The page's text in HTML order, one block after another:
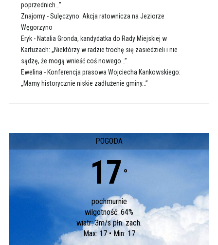
poprzednich…”
Znajomy-Sulęczyno. Akcja ratownicza na Jeziorze
Węgorzyno
Eryk- Natalia Gronda, kandydatka do Rady Miejskiej w
Kartuzach: „Niektórzy w radzie trochę się zasiedzieli i nie
sądzę, że mogą wnieść coś nowego…”
Ewelina - Konferencja prasowa Wojciecha Kankowskiego:
„Mamy historycznie niskie zadłużenie gminy…”
POGODA
17 °
pochmurnie
wilgotność: 64%
wiatr: 3m/s płn. zach.
Max: 17 • Min: 17